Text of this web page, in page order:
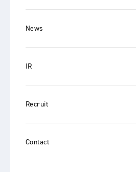
News
IR
Recruit
Contact